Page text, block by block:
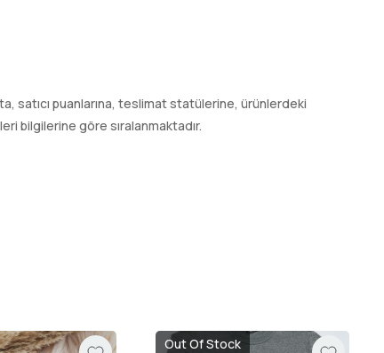
satıcı puanlarına, teslimat statülerine, ürünlerdeki
bilgilerine göre sıralanmaktadır.
Out Of Stock